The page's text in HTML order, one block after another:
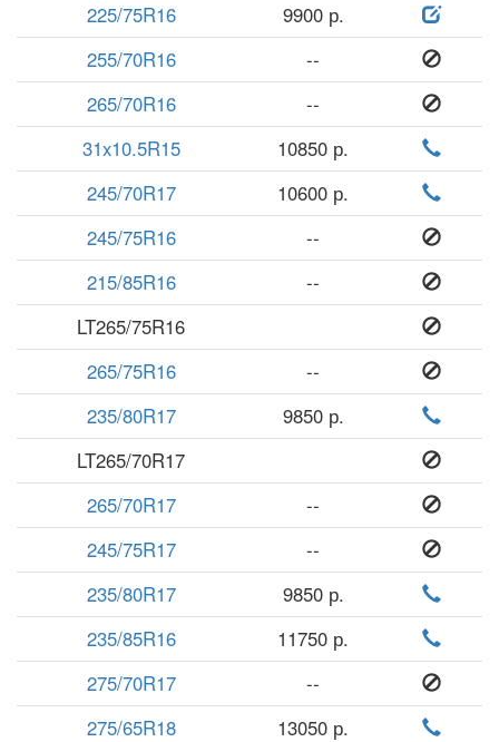
225/75R16
9900 р.
255/70R16
--
265/70R16
--
31x10.5R15
10850 р.
245/70R17
10600 р.
245/75R16
--
215/85R16
--
LT265/75R16
265/75R16
--
235/80R17
9850 р.
LT265/70R17
265/70R17
--
245/75R17
--
235/80R17
9850 р.
235/85R16
11750 р.
275/70R17
--
275/65R18
13050 р.